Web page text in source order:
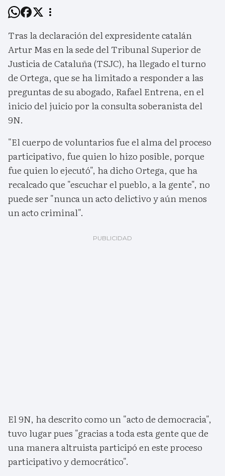
Tras la declaración del expresidente catalán
Artur Mas en la sede del Tribunal Superior de
Justicia de Cataluña (TSJC), ha llegado el turno
de Ortega, que se ha limitado a responder a las
preguntas de su abogado, Rafael Entrena, en el
inicio del juicio por la consulta soberanista del
9N.
"El cuerpo de voluntarios fue el alma del proceso
participativo, fue quien lo hizo posible, porque
fue quien lo ejecutó", ha dicho Ortega, que ha
recalcado que "escuchar el pueblo, a la gente", no
puede ser "nunca un acto delictivo y aún menos
un acto criminal".
El 9N, ha descrito como un "acto de democracia",
tuvo lugar pues "gracias a toda esta gente que de
una manera altruista participó en este proceso
participativo y democrático".